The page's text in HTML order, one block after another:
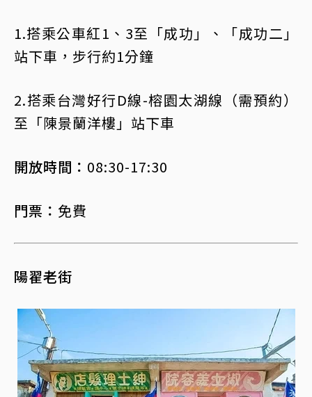
1.搭乘公車紅1、3至「成功」、「成功二」
站下車，步行約1分鐘
2.搭乘台灣好行D線-榕園太湖線（需預約）
至「陳景蘭洋樓」站下車
開放時間： 08:30-17:30
門票： 免費
陽翟老街